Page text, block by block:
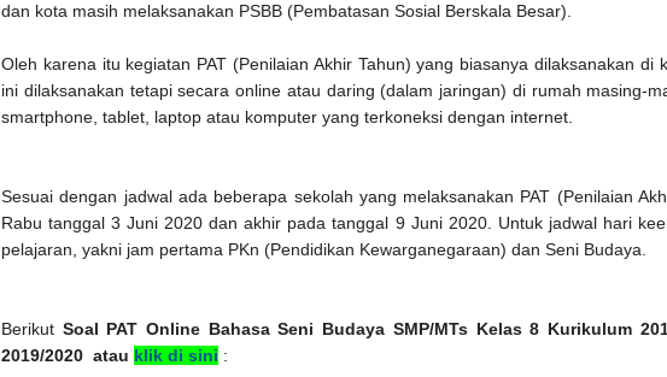
dan kota masih melaksanakan PSBB (Pembatasan Sosial Berskala Besar).
Oleh karena itu kegiatan PAT (Penilaian Akhir Tahun) yang biasanya dilaksanakan di
ini dilaksanakan tetapi secara online atau daring (dalam jaringan) di rumah masing-
smartphone, tablet, laptop atau komputer yang terkoneksi dengan internet.
Sesuai dengan jadwal ada beberapa sekolah yang melaksanakan PAT (Penilaian
Rabu tanggal 3 Juni 2020 dan akhir pada tanggal 9 Juni 2020. Untuk jadwal hari
pelajaran, yakni jam pertama PKn (Pendidikan Kewarganegaraan) dan Seni Budaya.
Berikut Soal PAT Online Bahasa Seni Budaya SMP/MTs Kelas 8 Kurikulum
2019/2020 atau klik di sini :